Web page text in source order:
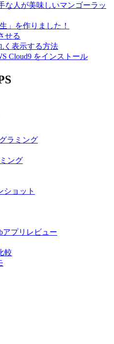
な人が美味しいマンゴーラッ
」を作りました！
せる
く表示する方法
Cloud9 をインストール
ラミング
ング
ショット
アプリレビュー
較